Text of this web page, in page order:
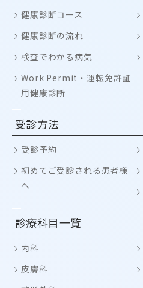
健康診断コース
健康診断の流れ
検査でわかる病気
Work Permit・運転免許証
用健康診断
受診方法
受診予約
初めてご受診される患者様
へ
診療科目一覧
内科
皮膚科